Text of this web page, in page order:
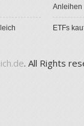
Anleihen
ETFs
. All Rights